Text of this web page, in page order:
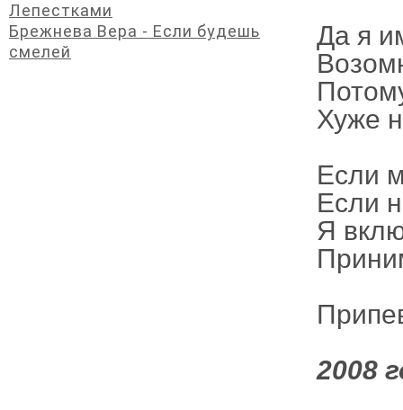
Да я
Хуже
Если
Если
Я
2008
Лепестками
Брежнева Вера - Если будешь
смелей